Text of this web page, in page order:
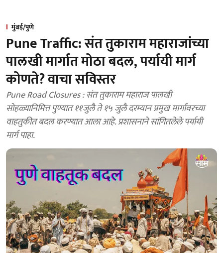
मुंबई/पुणे
Pune Traffic: संत तुकाराम महाराजांच्या
पालखी मार्गात मोठा बदल, पर्यायी मार्ग
कोणते? वाचा सविस्तर
Pune Road Closures : संत तुकाराम महाराज पालखी
सोहळ्यानिमित्त पुण्यात ११जुलै ते १५ जुलै दरम्यान प्रमुख मार्गांवरच्या
वाहतुकीत बदल करण्यात आला आहे. प्रशासनाने सांगितलेले पर्यायी
मार्ग पाहा.